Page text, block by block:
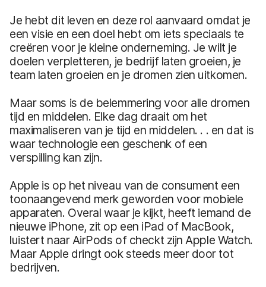
Je hebt dit leven en deze rol aanvaard omdat je
een visie en een doel hebt om iets speciaals te
creëren voor je kleine onderneming. Je wilt je
doelen verpletteren, je bedrijf laten groeien, je
team laten groeien en je dromen zien uitkomen.
Maar soms is de belemmering voor alle dromen
tijd en middelen. Elke dag draait om het
maximaliseren van je tijd en middelen. . . en dat is
waar technologie een geschenk of een
verspilling kan zijn.
Apple is op het niveau van de consument een
toonaangevend merk geworden voor mobiele
apparaten. Overal waar je kijkt, heeft iemand de
nieuwe iPhone, zit op een iPad of MacBook,
luistert naar AirPods of checkt zijn Apple Watch.
Maar Apple dringt ook steeds meer door tot
bedrijven.